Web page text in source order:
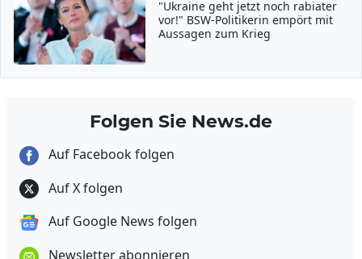
"Ukraine geht jetzt noch rabiater
vor!" BSW-Politikerin empört mit
Aussagen zum Krieg
Folgen Sie News.de
Auf Facebook folgen
Auf X folgen
Auf Google News folgen
Newsletter abonnieren